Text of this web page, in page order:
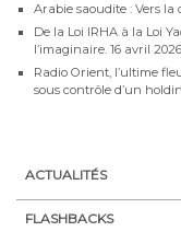
Arabie saoudite : Vers
De la Loi IRHA à la Loi
l’imaginaire. 16 avril 2026
Radio Orient, l’ultime
sous contrôle d’un
ACTUALITÉS
FLASHBACKS